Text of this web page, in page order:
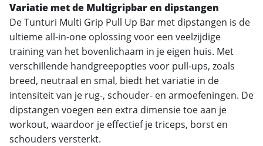
Variatie met de Multigripbar en dipstangen
De Tunturi Multi Grip Pull Up Bar met dipstangen is de
ultieme all-in-one oplossing voor een veelzijdige
training van het bovenlichaam in je eigen huis. Met
verschillende handgreepopties voor pull-ups, zoals
breed, neutraal en smal, biedt het variatie in de
intensiteit van je rug-, schouder- en armoefeningen. De
dipstangen voegen een extra dimensie toe aan je
workout, waardoor je effectief je triceps, borst en
schouders versterkt.